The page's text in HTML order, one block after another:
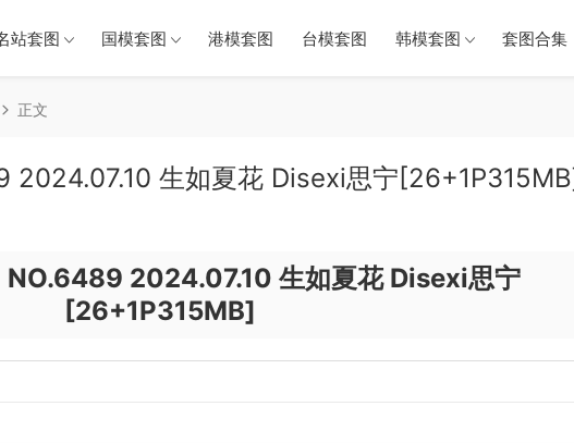
站套图 国模套图 港模套图 台模套图 韩模套图 套图合集
正文
2024.07.10 生如夏花 Disexi思宁
NO.6489 2024.07.10 生如夏花 Disexi思宁
[26+1P315MB]